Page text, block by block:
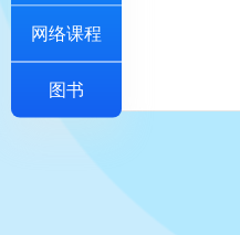
网络课程
图书